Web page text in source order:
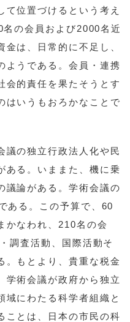
て位置づけるという考え
の会員および2000名近
は、日常的に不足し、
ようである。会員・連携
会的責任を果たそうとす
はいうもおろかなことで
議の独立行政法人化や民
ある。いままた、機に乗
議論がある。学術会議の
ある。この予算で、60
かなわれ、210名の会
調査活動、国際活動そ
。もとより、貴重な税金
学術会議が政府から独立
域にわたる科学者組織と
ことは、日本の市民の科